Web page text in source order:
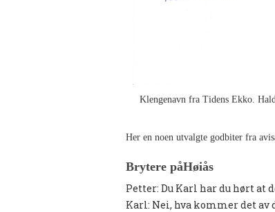
Klengenavn fra Tidens Ekko.
Her en noen utvalgte godbiter fra
Brytere påHøiås
Petter: Du Karl har du hørt at
Karl: Nei, hva kommer det av